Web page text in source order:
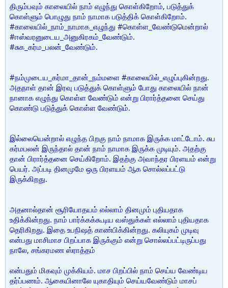
திரும்பவும் காலையில் நாம் எழுந்து கொள்கிறோம், படுத்துக்
கொள்ளும் பொழுது நாம் நாமாக படுத்திக் கொள்கிறோம்.
#காலையில்_நாம்_நாமாக_எழுந்து #கொள்ள_வேண்டுமென்றால்
#ஈஸ்வரனுடைய_அனுகிரகம்_வேண்டும்.
#சுக_கர்ம_பலன்_வேண்டும்.
#நம்முடைய_கர்மா_தான்_நம்மளை #காலையில்_எழுப்புகின்றது.
அதநாள் தான் இரவு படுத்துக் கொள்ளும் போது காலையில் நான்
நானாக எழுந்து கொள்ள வேண்டும் என்று பிரார்த்தனை செய்து
கொண்டு படுத்துக் கொள்ள வேண்டும்.
இல்லையென்றால் எழுந்த பிறகு நாம் நாமாக இருக்க மாட்டோம். சுப
கர்மபலன் இருந்தால் தான் நாம் நாமாக இருக்க முடியும். அதற்கு
தான் பிரார்த்தனை செய்கிறோம். இதற்கு அவாந்தர பிரளயம் என்று
பெயர். அப்படி தினமுமே ஒரு பிரளயம் ஆக சொல்லப்பட்டு
இருக்கிறது.
அதனால்தான் சூரியோதயம் எல்லாம் தினமும் புதியதாக
உதிக்கின்றது. நாம் பார்க்கக்கூடிய வஸ்துக்கள் எல்லாம் புதியதாக
தெரிகிறது. இதை உபநிஷத் காண்பிக்கின்றது. கலியுகம் முடிவு
என்பது மாசிமாச பிறப்பாக இருக்கும் என்று சொல்லப்பட்டிருப்பது
நாலே, சங்கரமண ஸ்ராத்தம்
என்பதும் மிகவும் முக்கியம். மாச பிறப்பில் நாம் செய்ய வேண்டிய
தர்ப்பணம். ஆகையினாலே யுகாதியும் செய்யவேண்டும் மாசப்